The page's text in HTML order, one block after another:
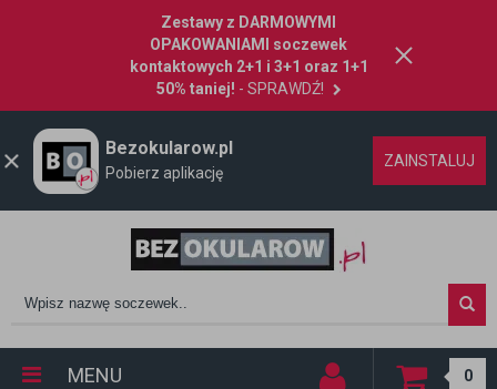
Zestawy z DARMOWYMI
OPAKOWANIAMI soczewek
kontaktowych 2+1 i 3+1 oraz 1+1
50% taniej! - SPRAWDŹ!
Bezokularow.pl
Pobierz aplikację
ZAINSTALUJ
MENU 0